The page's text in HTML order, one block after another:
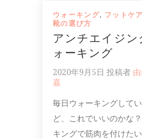
ウォーキング, フットケア
靴の選び方
アンチエイジン
ォーキング
2020年9月5日 投稿者
嘉
毎日ウォーキングして
ど、これでいいのかな
キングで筋肉を付けた